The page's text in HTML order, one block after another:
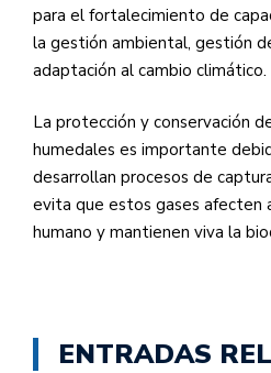
para el fortalecimiento de
la gestión ambiental, gestión
adaptación al cambio climático.
La protección y conservación
humedales es importante
desarrollan procesos de
evita que estos gases afecten
humano y mantienen viva la
ENTRADAS